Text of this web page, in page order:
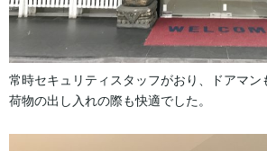
常時セキュリティスタッフがおり、ドアマン
荷物の出し入れの際も快適でした。